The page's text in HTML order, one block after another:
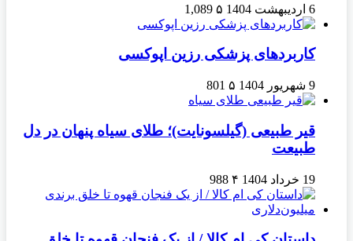
6 اردیبهشت 1404 ۵ 1,089
کاربردهای پزشکی رزین اپوکسی
9 شهریور 1404 ۵ 801
قیر طبیعی (گیلسونایت)؛ طلای سیاه پنهان در دل
طبیعت
19 خرداد 1404 ۴ 988